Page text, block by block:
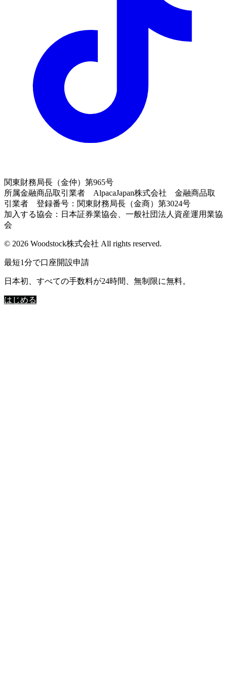
関東財務局長（金仲）第965号
所属金融商品取引業者 AlpacaJapan株式会社 金融商品取
引業者 登録番号：関東財務局長（金商）第3024号
加入する協会：日本証券業協会、一般社団法人資産運用業協
会
© 2026 Woodstock株式会社 All rights reserved.
最短1分で口座開設申請
日本初、すべての手数料が24時間、無制限に無料。
はじめる